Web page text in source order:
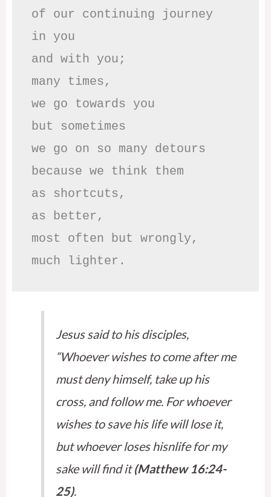
of our continuing journey
in you
and with you;
many times,
we go towards you
but sometimes
we go on so many detours
because we think them
as shortcuts,
as better,
most often but wrongly,
much lighter.
Jesus said to his disciples,
“Whoever wishes to come after me
must deny himself, take up his
cross, and follow me. For whoever
wishes to save his life will lose it,
but whoever loses hisnlife for my
sake will find it(Matthew 16:24-
25).